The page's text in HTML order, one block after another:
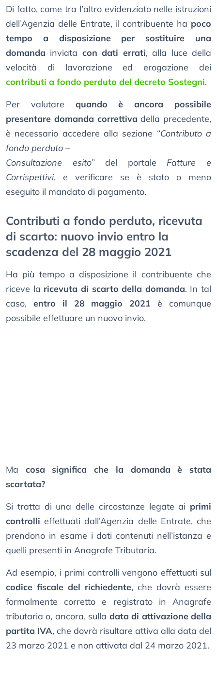
Di fatto, come tra l’altro evidenziato nelle istruzioni
dell’Agenzia delle Entrate, il contribuente ha poco
tempo a disposizione per sostituire una
domanda inviata con dati errati, alla luce della
velocità di lavorazione ed erogazione dei
contributi a fondo perduto del decreto Sostegni.
Per valutare quando è ancora possibile
presentare domanda correttiva della precedente,
è necessario accedere alla sezione “Contributo a
fondo perduto –
Consultazione esito” del portale Fatture e
Corrispettivi, e verificare se è stato o meno
eseguito il mandato di pagamento.
Contributi a fondo perduto, ricevuta
di scarto: nuovo invio entro la
scadenza del 28 maggio 2021
Ha più tempo a disposizione il contribuente che
riceve la ricevuta di scarto della domanda. In tal
caso, entro il 28 maggio 2021 è comunque
possibile effettuare un nuovo invio.
Ma cosa significa che la domanda è stata
scartata?
Si tratta di una delle circostanze legate ai primi
controlli effettuati dall’Agenzia delle Entrate, che
prendono in esame i dati contenuti nell’istanza e
quelli presenti in Anagrafe Tributaria.
Ad esempio, i primi controlli vengono effettuati sul
codice fiscale del richiedente, che dovrà essere
formalmente corretto e registrato in Anagrafe
tributaria o, ancora, sulla data di attivazione della
partita IVA, che dovrà risultare attiva alla data del
23 marzo 2021 e non attivata dal 24 marzo 2021.